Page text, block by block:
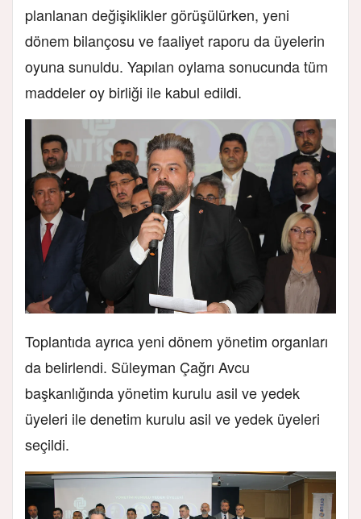
planlanan değişiklikler görüşülürken, yeni
dönem bilançosu ve faaliyet raporu da üyelerin
oyuna sunuldu. Yapılan oylama sonucunda tüm
maddeler oy birliği ile kabul edildi.
Toplantıda ayrıca yeni dönem yönetim organları
da belirlendi. Süleyman Çağrı Avcu
başkanlığında yönetim kurulu asil ve yedek
üyeleri ile denetim kurulu asil ve yedek üyeleri
seçildi.